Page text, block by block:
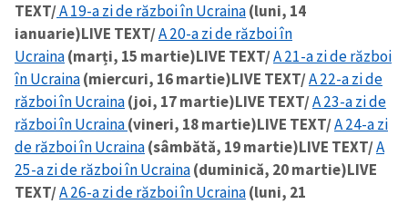
TEXT/A 19-a zi de război în Ucraina(luni, 14
ianuarie)LIVE TEXT/A 20-a zi de război în
Ucraina(marți, 15 martie)LIVE TEXT/A 21-a zi de război
în Ucraina(miercuri, 16 martie)LIVE TEXT/A 22-a zi de
război în Ucraina(joi, 17 martie)LIVE TEXT/A 23-a zi de
război în Ucraina(vineri, 18 martie)LIVE TEXT/A 24-a zi
de război în Ucraina(sâmbătă, 19 martie)LIVE TEXT/A
25-a zi de război în Ucraina(duminică, 20 martie)LIVE
TEXT/A 26-a zi de război în Ucraina(luni, 21